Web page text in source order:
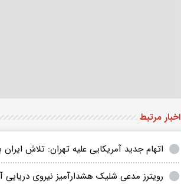
اخبار مرتبط
اتهام جدید آمریکایی علیه تهران: تلاش
رویترز مدعی شلیک هشدارآمیز نیروی دریایی